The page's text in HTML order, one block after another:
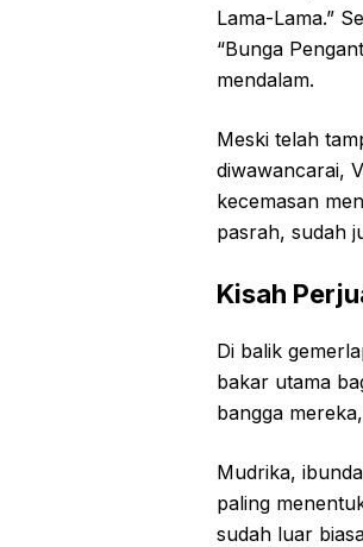
Lama-Lama.”
“Bunga
mendalam.
Meski telah
diwawancarai,
kecemasan
pasrah, sudah
Kisah
Di balik
bakar utama
bangga
Mudrika,
paling
sudah luar